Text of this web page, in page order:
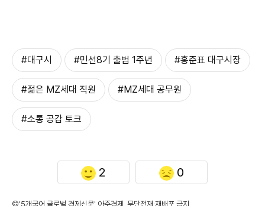
#대구시 #민선8기 출범 1주년 #홍준표 대구시장
#젊은 MZ세대 직원 #MZ세대 공무원
#소통 공감 토크
2 0
©'5개국어 글로벌 경제신문' 아주경제. 무단전재·재배포 금지